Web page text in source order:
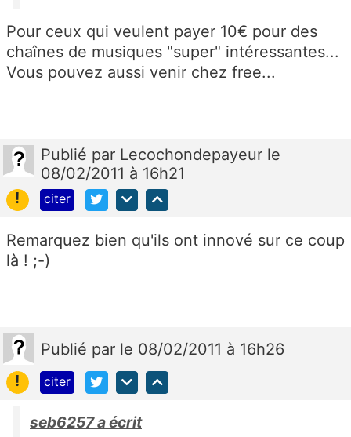
Pour ceux qui veulent payer 10€ pour des
chaînes de musiques "super" intéressantes...
Vous pouvez aussi venir chez free...
Publié par Lecochondepayeur le
08/02/2011 à 16h21
!
citer
Remarquez bien qu'ils ont innové sur ce coup
là ! ;-)
Publié par le 08/02/2011 à 16h26
!
citer
seb6257 a écrit